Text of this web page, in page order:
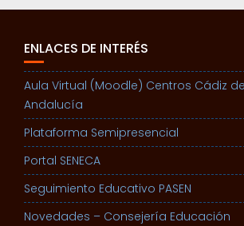
ENLACES DE INTERÉS
Aula Virtual (Moodle) Centros Cádiz
Andalucía
Plataforma Semipresencial
Portal SENECA
Seguimiento Educativo PASEN
Novedades – Consejería Educación